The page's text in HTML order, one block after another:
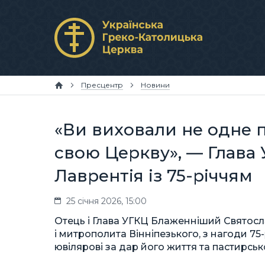
Пресцентр Новини
«Ви виховали не одне
свою Церкву», — Глава
Лаврентія із 75-річчям
25 січня 2026, 15:00
Отець і Глава УГКЦ Блаженніший
і митрополита Вінніпезького, з нагоди
ювілярові за дар його життя та